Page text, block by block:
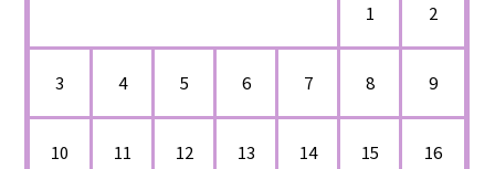
1 2
3 4 5 6 7 8 9
10 11 12 13 14 15 16